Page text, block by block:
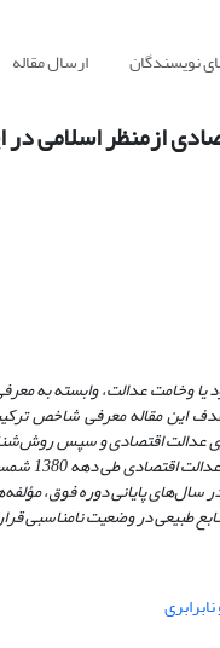
نویسندگان ارسال مقاله
ازمنظر اسلامی در
یا وخامت عدالت، وابسته
هدف این مقاله معرفی
عدالت اقتصادی و سپس
ابعاد
پایانی دوره فوق،
طبیعی در وضعیت نامناسبی